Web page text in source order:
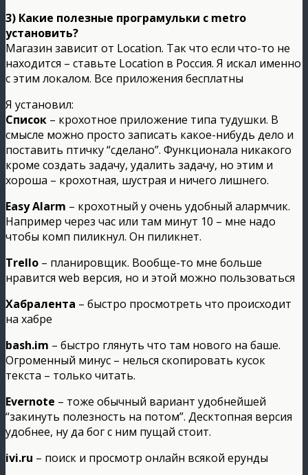
3) Какие полезные програмульки с metro
установить?
Магазин зависит от Location. Так что если что-то не
находится – ставьте Location в Россия. Я искал именно
с этим локалом. Все приложения бесплатны
Я установил:
Список – крохотное приложение типа тудушки. В
смысле можно просто записать какое-нибудь дело и
поставить птичку “сделано”. Функционала никакого
кроме создать задачу, удалить задачу, но этим и
хороша – крохотная, шустрая и ничего лишнего.
Easy Alarm – крохотный у очень удобный алармчик.
Например через час или там минут 10 – мне надо
чтобы комп пиликнул. Он пиликнет.
Trello – планировщик. Вообще-то мне больше
нравится web версия, но и этой можно пользоваться
Хабралента – быстро просмотреть что происходит
на хабре
bash.im – быстро глянуть что там нового на баше.
Огроменный минус – нелься скопировать кусок
текста – только читать.
Evernote – тоже обычный вариант удобнейшей
“закинуть полезность на потом”. Десктопная версия
удобнее, ну да бог с ним пущай стоит.
ivi.ru – поиск и просмотр онлайн всякой ерунды